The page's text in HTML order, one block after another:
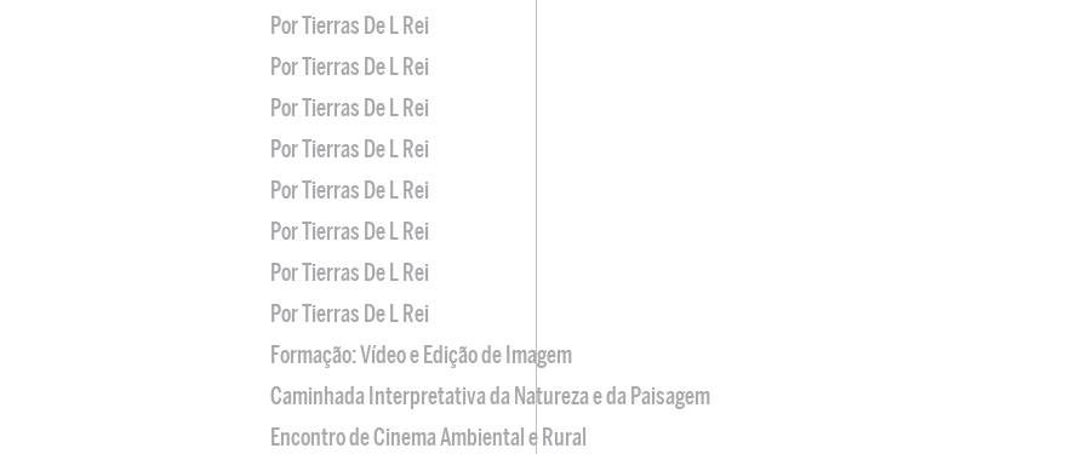
Por Tierras De L Rei
Por Tierras De L Rei
Por Tierras De L Rei
Por Tierras De L Rei
Por Tierras De L Rei
Por Tierras De L Rei
Por Tierras De L Rei
Por Tierras De L Rei
Formação: Vídeo e Edição de Imagem
Caminhada Interpretativa da Natureza e da Paisagem
Encontro de Cinema Ambiental e Rural